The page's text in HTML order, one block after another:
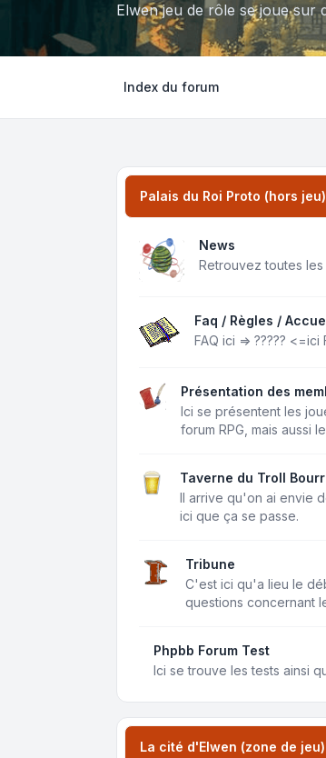
Elwen jeu de rôle se joue
Index du forum
Palais du Roi Proto (hors jeu)
News
Retrouvez toutes
Faq / Règles /
FAQ ici => ????? <=ici
Présentation des
Ici se présentent les
forum RPG, mais aussi
Taverne du Troll
Il arrive qu'on ai envie
ici que ça se passe.
Tribune
C'est ici qu'a lieu le
questions concernant
Phpbb Forum Test
Ici se trouve les tests ainsi
La cité d'Elwen (zone de jeu)